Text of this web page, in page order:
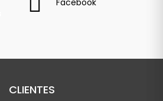
Facebook
CLIENTES